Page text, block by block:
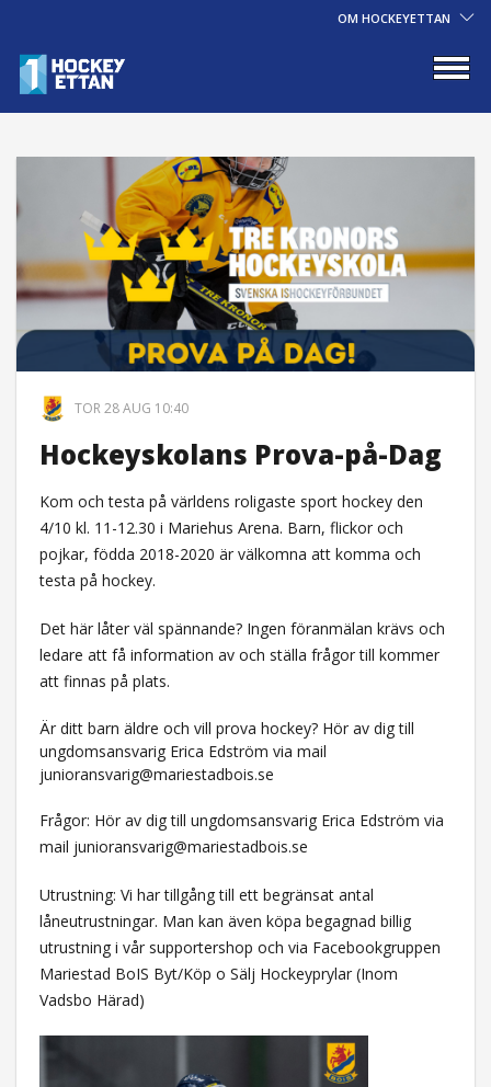
OM HOCKEYETTAN
TOR 28 AUG 10:40
Hockeyskolans Prova-på-Dag
Kom och testa på världens roligaste sport hockey den
4/10 kl. 11-12.30 i Mariehus Arena. Barn, flickor och
pojkar, födda 2018-2020 är välkomna att komma och
testa på hockey.
Det här låter väl spännande? Ingen föranmälan krävs och
ledare att få information av och ställa frågor till kommer
att finnas på plats.
Är ditt barn äldre och vill prova hockey? Hör av dig till
ungdomsansvarig Erica Edström via mail
junioransvarig@mariestadbois.se
Frågor: Hör av dig till ungdomsansvarig Erica Edström via
mail junioransvarig@mariestadbois.se
Utrustning: Vi har tillgång till ett begränsat antal
låneutrustningar. Man kan även köpa begagnad billig
utrustning i vår supportershop och via Facebookgruppen
Mariestad BoIS Byt/Köp o Sälj Hockeyprylar (Inom
Vadsbo Härad)